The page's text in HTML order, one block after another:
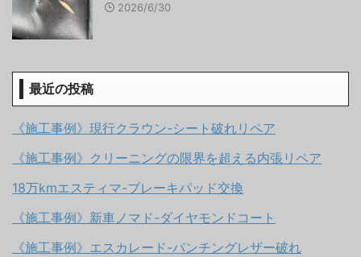
2026/6/30
最近の投稿
《施工事例》現行クラウン-シート破れリペア
《施工事例》クリーニングの限界を超える内張リペア
18万kmエスティマ-ブレーキパッド交換
《施工事例》新車ノマド-ダイヤモンドコート
《施工事例》エスカレード-パンチングレザー破れ